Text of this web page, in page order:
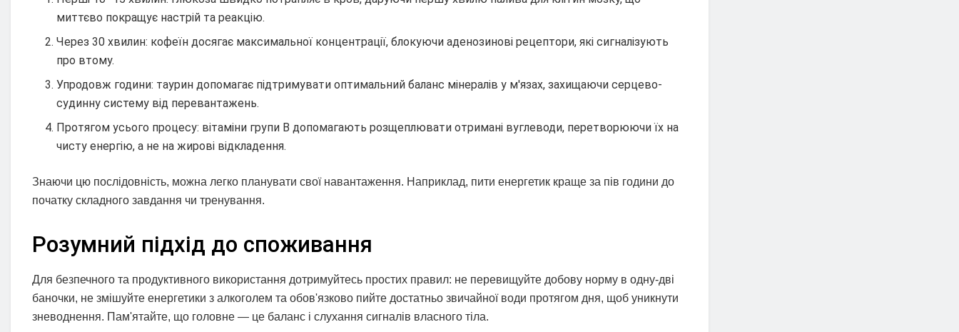
миттєво покращує настрій та реакцію.
Через 30 хвилин: кофеїн досягає максимальної концентрації, блокуючи аденозинові рецептори, які сигналізують
про втому.
Упродовж години: таурин допомагає підтримувати оптимальний баланс мінералів у м'язах, захищаючи серцево-
судинну систему від перевантажень.
Протягом усього процесу: вітаміни групи B допомагають розщеплювати отримані вуглеводи, перетворюючи їх на
чисту енергію, а не на жирові відкладення.
Знаючи цю послідовність, можна легко планувати свої навантаження. Наприклад, пити енергетик краще за пів години до
початку складного завдання чи тренування.
Розумний підхід до споживання
Для безпечного та продуктивного використання дотримуйтесь простих правил: не перевищуйте добову норму в одну-дві
баночки, не змішуйте енергетики з алкоголем та обов'язково пийте достатньо звичайної води протягом дня, щоб уникнути
зневоднення. Пам'ятайте, що головне — це баланс і слухання сигналів власного тіла.